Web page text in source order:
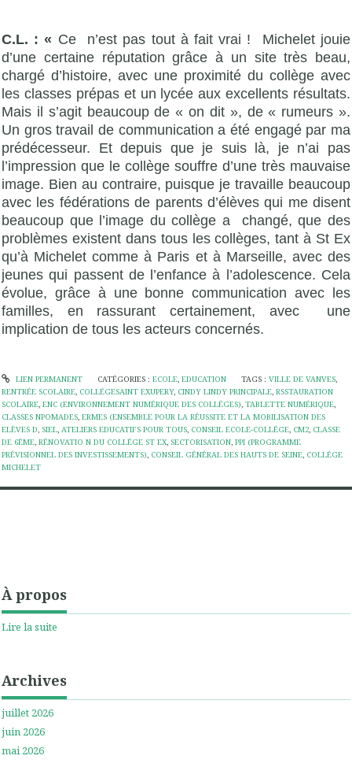
C.L. : « Ce n’est pas tout à fait vrai ! Michelet jouie
d’une certaine réputation grâce à un site très beau,
chargé d’histoire, avec une proximité du collège avec
les classes prépas et un lycée aux excellents résultats.
Mais il s’agit beaucoup de « on dit », de « rumeurs ».
Un gros travail de communication a été engagé par ma
prédécesseur. Et depuis que je suis là, je n’ai pas
l’impression que le collège souffre d’une très mauvaise
image. Bien au contraire, puisque je travaille beaucoup
avec les fédérations de parents d’élèves qui me disent
beaucoup que l’image du collège a changé, que des
problèmes existent dans tous les collèges, tant à St Ex
qu’à Michelet comme à Paris et à Marseille, avec des
jeunes qui passent de l’enfance à l’adolescence. Cela
évolue, grâce à une bonne communication avec les
familles, en rassurant certainement, avec une
implication de tous les acteurs concernés.
LIEN PERMANENT CATÉGORIES : ECOLE, EDUCATION TAGS :VILLE DE VANVES,
RENTRÉE SCOLAIRE, COLLÉGESAINT EXUPERY, CINDY LINDY PRINCIPALE, RSSTAURATION
SCOLAIRE, ENC (ENVIRONNEMENT NUMÉRIQUE DES COLLÉGES), TABLETTE NUMÉRIQUE,
CLASSES NPOMADES, ERMES (ENSEMBLE POUR LA RÉUSSITE ET LA MOBILISATION DES
ELÈVES D, SIEL, ATELIERS EDUCATIFS POUR TOUS, CONSEIL ECOLE-COLLÉGE, CM2, CLASSE
DE 6ÉME, RÉNOVATIO N DU COLLÉGE ST EX, SECTORISATION, PPI (PROGRAMME
PRÉVISIONNEL DES INVESTISSEMENTS), CONSEIL GÉNÉRAL DES HAUTS DE SEINE, COLLÉGE
MICHELET
À propos
Lire la suite
Archives
juillet 2026
juin 2026
mai 2026